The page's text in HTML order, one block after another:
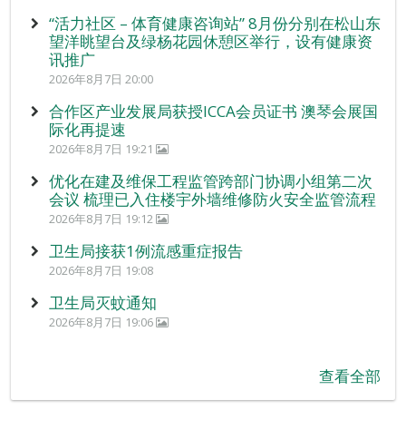
“活力社区 – 体育健康咨询站” 8月份分别在松山东
望洋眺望台及绿杨花园休憩区举行，设有健康资
讯推广
2026年8月7日 20:00
合作区产业发展局获授ICCA会员证书 澳琴会展国
际化再提速
2026年8月7日 19:21
优化在建及维保工程监管跨部门协调小组第二次
会议 梳理已入住楼宇外墙维修防火安全监管流程
2026年8月7日 19:12
卫生局接获1例流感重症报告
2026年8月7日 19:08
卫生局灭蚊通知
2026年8月7日 19:06
查看全部